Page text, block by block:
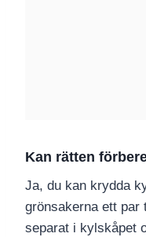
Kan rätten
Ja, du kan krydda
grönsakerna ett par
separat i kylskåpet